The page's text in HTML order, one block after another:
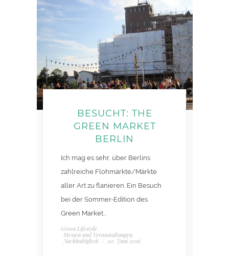
BESUCHT: THE
GREEN MARKET
BERLIN
Ich mag es sehr, über Berlins
zahlreiche Flohmärkte/Märkte
aller Art zu flanieren. Ein Besuch
bei der Sommer-Edition des
Green Market…
Green Lifestyle,
Messen und Veranstaltungen,
Nachhaltigkeit / 20. Juni 2016